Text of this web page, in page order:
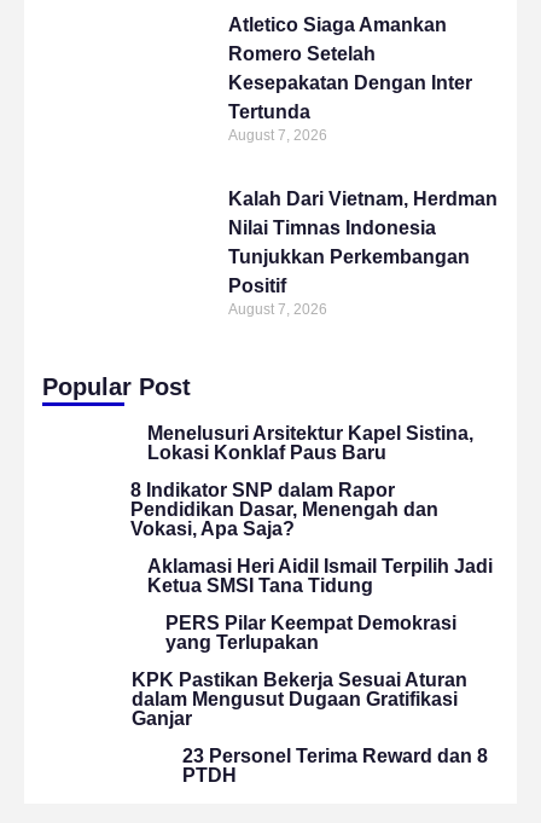
Atletico Siaga Amankan
Romero Setelah
Kesepakatan Dengan Inter
Tertunda
August 7, 2026
Kalah Dari Vietnam, Herdman
Nilai Timnas Indonesia
Tunjukkan Perkembangan
Positif
August 7, 2026
Popular Post
Menelusuri Arsitektur Kapel Sistina,
Lokasi Konklaf Paus Baru
8 Indikator SNP dalam Rapor
Pendidikan Dasar, Menengah dan
Vokasi, Apa Saja?
Aklamasi Heri Aidil Ismail Terpilih Jadi
Ketua SMSI Tana Tidung
PERS Pilar Keempat Demokrasi
yang Terlupakan
KPK Pastikan Bekerja Sesuai Aturan
dalam Mengusut Dugaan Gratifikasi
Ganjar
23 Personel Terima Reward dan 8
PTDH